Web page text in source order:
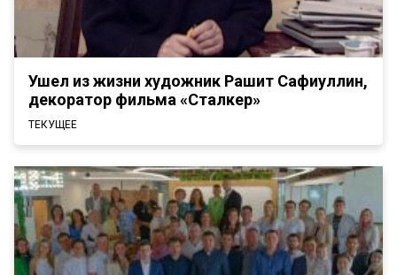
Ушел из жизни художник Рашит Сафиуллин,
декоратор фильма «Сталкер»
ТЕКУЩЕЕ